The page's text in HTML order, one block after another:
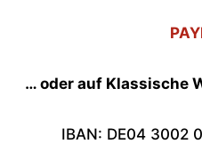
… oder auf Klassische
IBAN: DE04 3002